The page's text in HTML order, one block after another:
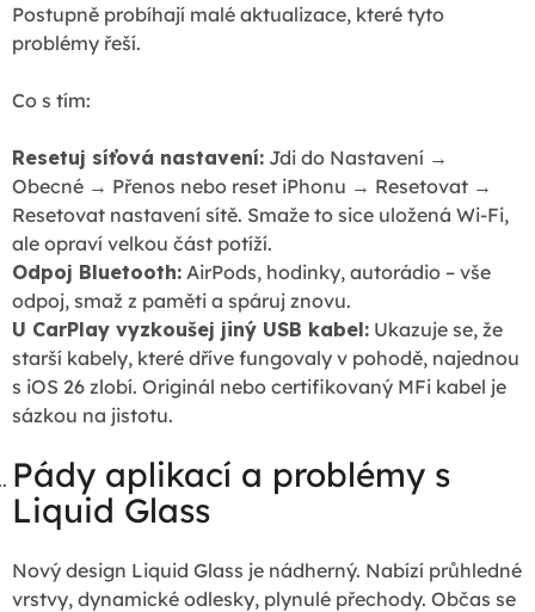
Postupně probíhají malé aktualizace, které tyto
problémy řeší.
Co s tím:
Resetuj síťová nastavení: Jdi do Nastavení →
Obecné → Přenos nebo reset iPhonu → Resetovat →
Resetovat nastavení sítě. Smaže to sice uložená Wi-Fi,
ale opraví velkou část potíží.
Odpoj Bluetooth: AirPods, hodinky, autorádio – vše
odpoj, smaž z paměti a spáruj znovu.
U CarPlay vyzkoušej jiný USB kabel: Ukazuje se, že
starší kabely, které dříve fungovaly v pohodě, najednou
s iOS 26 zlobí. Originál nebo certifikovaný MFi kabel je
sázkou na jistotu.
Pády aplikací a problémy s
Liquid Glass
Nový design Liquid Glass je nádherný. Nabízí průhledné
vrstvy, dynamické odlesky, plynulé přechody. Občas se